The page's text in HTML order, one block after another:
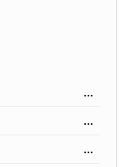
...
...
...